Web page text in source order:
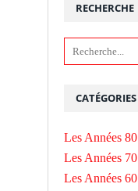
RECHERCHE
CATÉGORIES
Les Années 80
Les Années 70
Les Années 60